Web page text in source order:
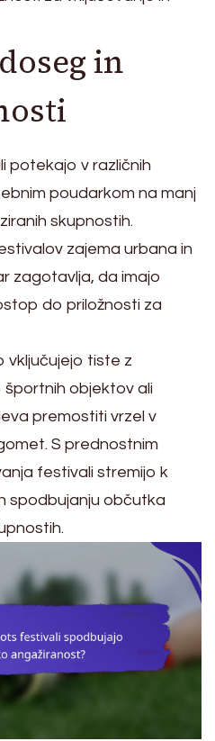
in
potekajo v različnih
poudarkom na manj
skupnostih.
zajema urbana in
zagotavlja, da imajo
do priložnosti za
vključujejo tiste z
objektov ali
premostiti vrzel v
S prednostnim
festivali stremijo k
spodbujanju občutka